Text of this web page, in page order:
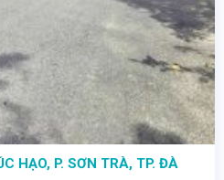
HẠO, P. SƠN TRÀ, TP. ĐÀ